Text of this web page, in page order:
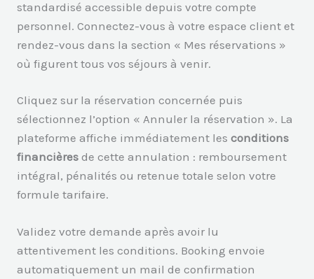
standardisé accessible depuis votre compte
personnel. Connectez-vous à votre espace client et
rendez-vous dans la section « Mes réservations »
où figurent tous vos séjours à venir.
Cliquez sur la réservation concernée puis
sélectionnez l’option « Annuler la réservation ». La
plateforme affiche immédiatement lesconditions
financières de cette annulation : remboursement
intégral, pénalités ou retenue totale selon votre
formule tarifaire.
Validez votre demande après avoir lu
attentivement les conditions. Booking envoie
automatiquement un mail de confirmation